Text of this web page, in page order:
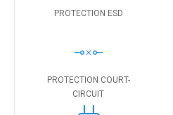
PROTECTION ESD
PROTECTION COURT-
CIRCUIT